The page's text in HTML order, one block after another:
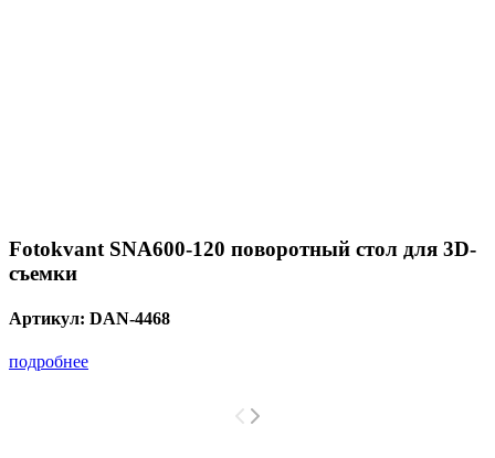
Fotokvant SNA600-120 поворотный стол для 3D-
съемки
Артикул: DAN-4468
подробнее